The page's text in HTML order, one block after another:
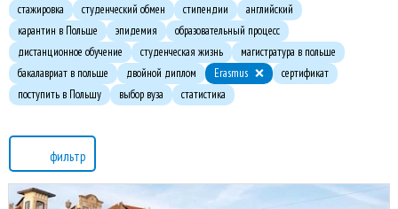
стажировка
студенческий обмен стипендии
английский
карантин в Польше
эпидемия
образовательный процесс
дистанционное обучение
студенческая жизнь
магистратура в польше
бакалавриат в польше
двойной диплом Erasmus
сертификат
поступить в Польшу
выбор вуза статистика
фильтр